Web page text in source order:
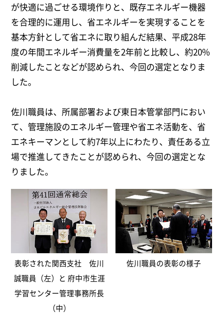
が快適に過ごせる環境作りと、既存エネルギー機器
を合理的に運用し、省エネルギーを実現することを
基本方針として省エネに取り組んだ結果、平成28年
度の年間エネルギー消費量を2年前と比較し、約20%
削減したことなどが認められ、今回の選定となりま
した。
佐川職員は、所属部署および東日本管掌部門におい
て、管理施設のエネルギー管理や省エネ活動を、省
エネキーマンとして約7年以上にわたり、責任ある立
場で推進してきたことが認められ、今回の選定とな
りました。
表彰された関西支社 佐川
誠職員（左）と 府中市生涯
学習センター管理事務所長
（中）
佐川職員の表彰の様子